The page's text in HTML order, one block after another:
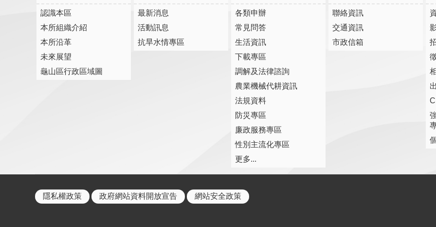
認識本區
本所組織介紹
本所沿革
未來展望
龜山區行政區域圖
最新消息
活動訊息
抗旱水情專區
各類申辦
常見問答
生活資訊
下載專區
調解及法律諮詢
農業機械代耕資訊
法規資料
防災專區
廉政服務專區
性別主流化專區
更多...
聯絡資訊
交通資訊
市政信箱
隱私權政策 政府網站資料開放宣告 網站安全政策